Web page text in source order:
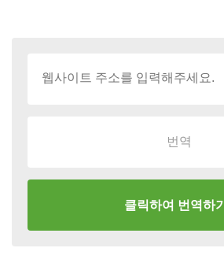
번역
클릭하여 번역하기